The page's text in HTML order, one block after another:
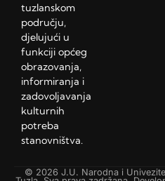
tuzlanskom
području,
djelujući u
funkciji općeg
obrazovanja,
informiranja i
zadovoljavanja
kulturnih
potreba
stanovništva.
© 2026 J.U. Narodna i